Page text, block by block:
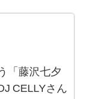
「藤沢七夕
CELLYさん